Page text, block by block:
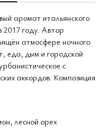
аромат итальянского
году. Автор
атмосфере ночного
еда, дым и городской
с
аккордов. Композиция
лесной орех